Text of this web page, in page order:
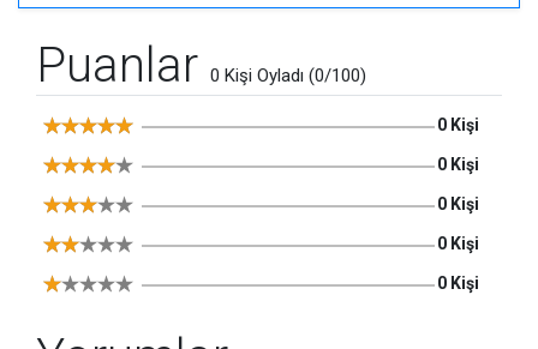
Puanlar 0 Kişi Oyladı (0/100)
0 Kişi
0 Kişi
0 Kişi
0 Kişi
0 Kişi